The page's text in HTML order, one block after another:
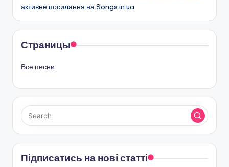
активне посилання на Songs.in.ua
Страницы
Все песни
Підписатись на нові статті